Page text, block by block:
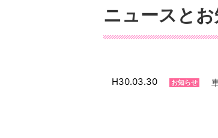
ニュースと
H30.03.30 お知らせ